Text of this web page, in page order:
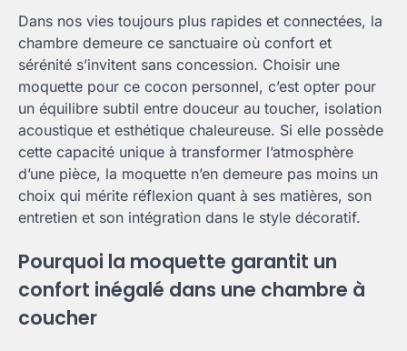
Dans nos vies toujours plus rapides et connectées, la
chambre demeure ce sanctuaire où confort et
sérénité s’invitent sans concession. Choisir une
moquette pour ce cocon personnel, c’est opter pour
un équilibre subtil entre douceur au toucher, isolation
acoustique et esthétique chaleureuse. Si elle possède
cette capacité unique à transformer l’atmosphère
d’une pièce, la moquette n’en demeure pas moins un
choix qui mérite réflexion quant à ses matières, son
entretien et son intégration dans le style décoratif.
Pourquoi la moquette garantit un
confort inégalé dans une chambre à
coucher